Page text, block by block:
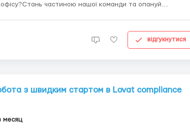
частиною нашої команди та опануй
Виконання завдань з зворотним зв'язком...
відгукнутися
з швидким стартом в Lovat compliance
месяц